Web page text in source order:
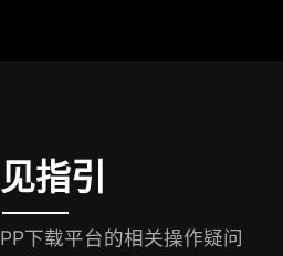
指引
下载平台的相关操作疑问